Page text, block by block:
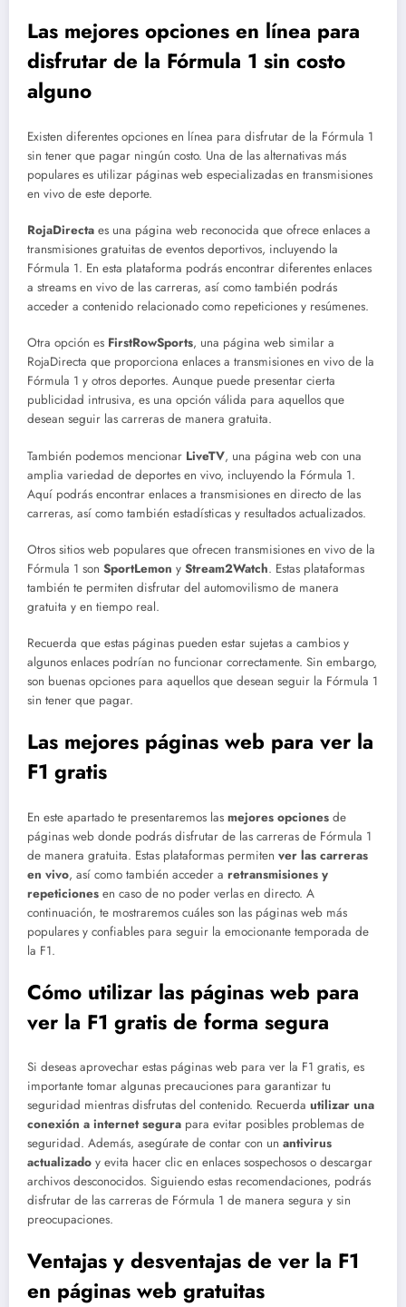
Las mejores opciones en línea para
disfrutar de la Fórmula 1 sin costo
alguno
Existen diferentes opciones en línea para disfrutar de la Fórmula 1
sin tener que pagar ningún costo. Una de las alternativas más
populares es utilizar páginas web especializadas en transmisiones
en vivo de este deporte.
RojaDirecta es una página web reconocida que ofrece enlaces a
transmisiones gratuitas de eventos deportivos, incluyendo la
Fórmula 1. En esta plataforma podrás encontrar diferentes enlaces
a streams en vivo de las carreras, así como también podrás
acceder a contenido relacionado como repeticiones y resúmenes.
Otra opción es FirstRowSports, una página web similar a
RojaDirecta que proporciona enlaces a transmisiones en vivo de la
Fórmula 1 y otros deportes. Aunque puede presentar cierta
publicidad intrusiva, es una opción válida para aquellos que
desean seguir las carreras de manera gratuita.
También podemos mencionar LiveTV, una página web con una
amplia variedad de deportes en vivo, incluyendo la Fórmula 1.
Aquí podrás encontrar enlaces a transmisiones en directo de las
carreras, así como también estadísticas y resultados actualizados.
Otros sitios web populares que ofrecen transmisiones en vivo de la
Fórmula 1 son SportLemon y Stream2Watch. Estas plataformas
también te permiten disfrutar del automovilismo de manera
gratuita y en tiempo real.
Recuerda que estas páginas pueden estar sujetas a cambios y
algunos enlaces podrían no funcionar correctamente. Sin embargo,
son buenas opciones para aquellos que desean seguir la Fórmula 1
sin tener que pagar.
Las mejores páginas web para ver la
F1 gratis
En este apartado te presentaremos las mejores opciones de
páginas web donde podrás disfrutar de las carreras de Fórmula 1
de manera gratuita. Estas plataformas permiten ver las carreras
en vivo, así como también acceder a retransmisiones y
repeticiones en caso de no poder verlas en directo. A
continuación, te mostraremos cuáles son las páginas web más
populares y confiables para seguir la emocionante temporada de
la F1.
Cómo utilizar las páginas web para
ver la F1 gratis de forma segura
Si deseas aprovechar estas páginas web para ver la F1 gratis, es
importante tomar algunas precauciones para garantizar tu
seguridad mientras disfrutas del contenido. Recuerda utilizar una
conexión a internet segura para evitar posibles problemas de
seguridad. Además, asegúrate de contar con un antivirus
actualizado y evita hacer clic en enlaces sospechosos o descargar
archivos desconocidos. Siguiendo estas recomendaciones, podrás
disfrutar de las carreras de Fórmula 1 de manera segura y sin
preocupaciones.
Ventajas y desventajas de ver la F1
en páginas web gratuitas